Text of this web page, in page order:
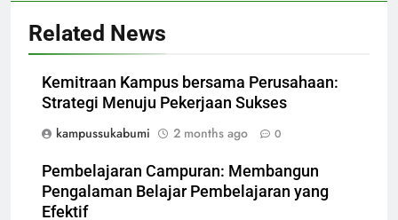
Related News
Kemitraan Kampus bersama Perusahaan:
Strategi Menuju Pekerjaan Sukses
kampussukabumi
2 months ago 0
Pembelajaran Campuran: Membangun
Pengalaman Belajar Pembelajaran yang
Efektif